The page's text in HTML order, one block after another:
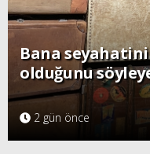
Bana
olduğunu
2 gün önce